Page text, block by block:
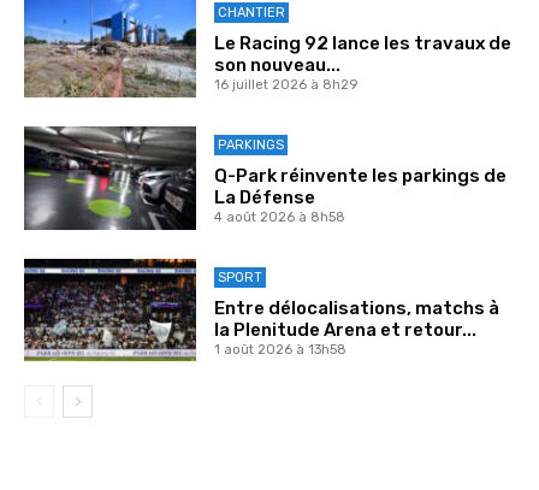
CHANTIER
Le Racing 92 lance les travaux de
son nouveau...
16 juillet 2026 à 8h29
PARKINGS
Q-Park réinvente les parkings de
La Défense
4 août 2026 à 8h58
SPORT
Entre délocalisations, matchs à
la Plenitude Arena et retour...
1 août 2026 à 13h58